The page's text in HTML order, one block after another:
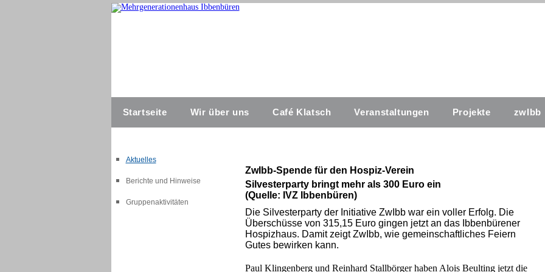
Startseite Wir über uns Café Klatsch Veranstaltungen Projekte zwIbb
Aktuelles
Berichte und Hinweise
Gruppenaktivitäten
ZwIbb-Spende für den Hospiz-Verein
Silvesterparty bringt mehr als 300 Euro ein
(Quelle: IVZ Ibbenbüren)
Die Silvesterparty der Initiative ZwIbb war ein voller Erfolg. Die
Überschüsse von 315,15 Euro gingen jetzt an das Ibbenbürener
Hospizhaus. Damit zeigt ZwIbb, wie gemeinschaftliches Feiern
Gutes bewirken kann.
Paul Klingenberg und Reinhard Stallbörger haben Alois Beulting jetzt die